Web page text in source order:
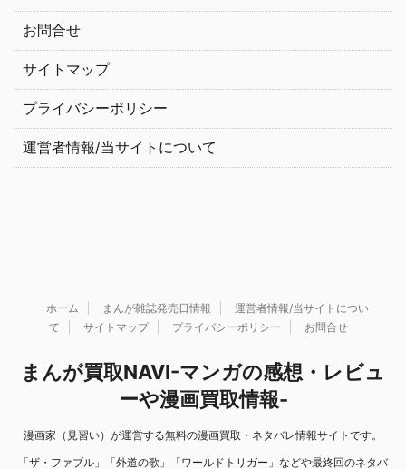
お問合せ
サイトマップ
プライバシーポリシー
運営者情報/当サイトについて
ホーム まんが雑誌発売日情報
運営者情報/当サイトについ
て
サイトマップ プライバシーポリシー お問合せ
まんが買取NAVI-マンガの感想・レビュ
ーや漫画買取情報-
漫画家（見習い）が運営する無料の漫画買取・ネタバレ情報サイトです。
「ザ・ファブル」「外道の歌」「ワールドトリガー」などや最終回のネタバ